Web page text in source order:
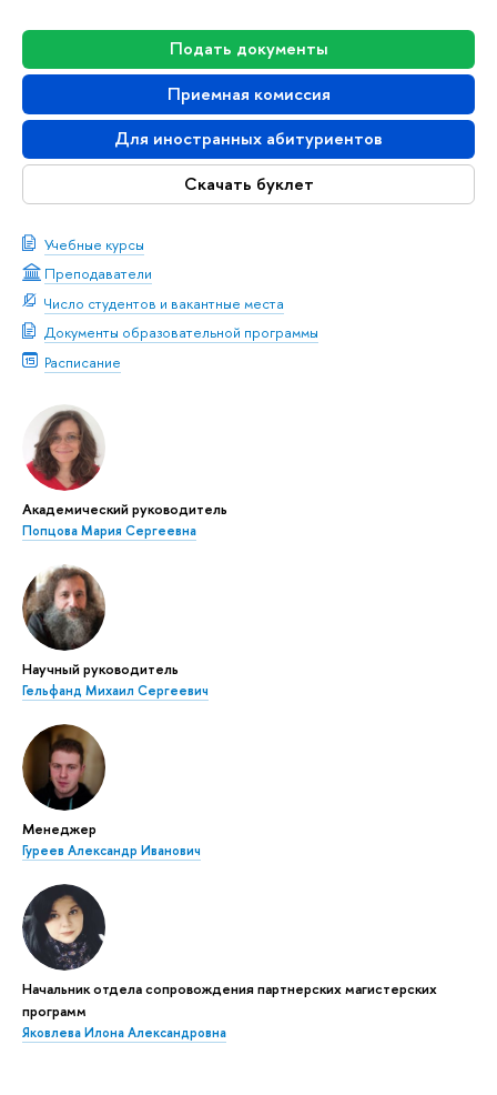
Подать документы
Приемная комиссия
Для иностранных абитуриентов
Скачать буклет
Учебные курсы
Преподаватели
Число студентов и вакантные места
Документы образовательной программы
Расписание
Академический руководитель
Попцова Мария Сергеевна
Научный руководитель
Гельфанд Михаил Сергеевич
Менеджер
Гуреев Александр Иванович
Начальник отдела сопровождения партнерских магистерских
программ
Яковлева Илона Александровна